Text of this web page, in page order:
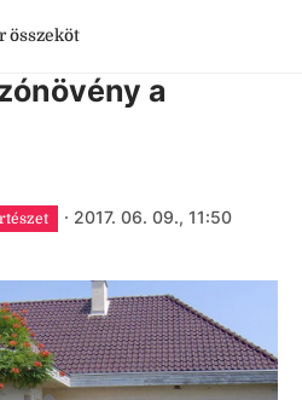
összeköt
a
· 2017. 06. 09., 11:50